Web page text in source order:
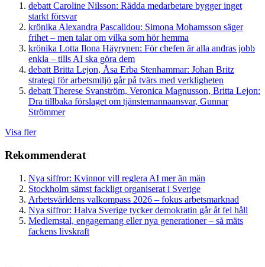
debatt Caroline Nilsson: Rädda medarbetare bygger inget
starkt försvar
krönika Alexandra Pascalidou: Simona Mohamsson säger
frihet – men talar om vilka som hör hemma
krönika Lotta Ilona Häyrynen: För chefen är alla andras jobb
enkla – tills AI ska göra dem
debatt Britta Lejon, Åsa Erba Stenhammar: Johan Britz
strategi för arbetsmiljö går på tvärs med verkligheten
debatt Therese Svanström, Veronica Magnusson, Britta Lejon:
Dra tillbaka förslaget om tjänstemannaansvar, Gunnar
Strömmer
Visa fler
Rekommenderat
Nya siffror: Kvinnor vill reglera AI mer än män
Stockholm sämst fackligt organiserat i Sverige
Arbetsvärldens valkompass 2026 – fokus arbetsmarknad
Nya siffror: Halva Sverige tycker demokratin går åt fel håll
Medlemstal, engagemang eller nya generationer – så mäts
fackens livskraft